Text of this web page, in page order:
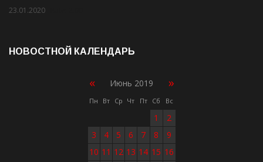
23.01.2020
НОВОСТНОЙ КАЛЕНДАРЬ
« Июнь 2019 »
Пн Вт Ср Чт Пт Сб Вс
1
2
3
4 5 6 7 8
9
10 11 12 13 14 15 16